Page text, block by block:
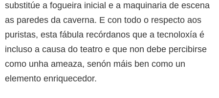
substitúe a fogueira inicial e a maquinaria de escena
as paredes da caverna. E con todo o respecto aos
puristas, esta fábula recórdanos que a tecnoloxía é
incluso a causa do teatro e que non debe percibirse
como unha ameaza, senón máis ben como un
elemento enriquecedor.